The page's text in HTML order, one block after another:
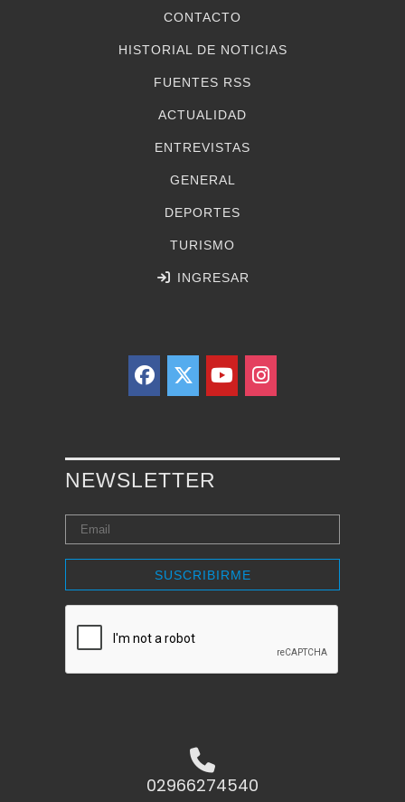
CONTACTO
HISTORIAL DE NOTICIAS
FUENTES RSS
ACTUALIDAD
ENTREVISTAS
GENERAL
DEPORTES
TURISMO
INGRESAR
NEWSLETTER
SUSCRIBIRME
02966274540